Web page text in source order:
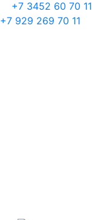
+7 3452 60 70 11
+7 929 269 70 11